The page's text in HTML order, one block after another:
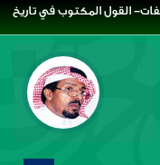
القول المكتوب في تاريخ